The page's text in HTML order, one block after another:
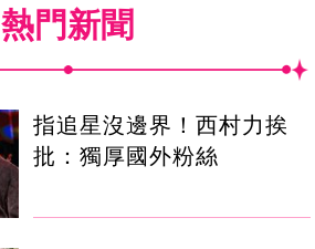
熱門新聞
指追星沒邊界！西村力挨
批：獨厚國外粉絲